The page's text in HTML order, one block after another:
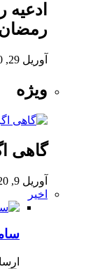
ادعيه
آوریل 29, 2020
ویژه
گاهی
آوریل 9, 2020
اخیر